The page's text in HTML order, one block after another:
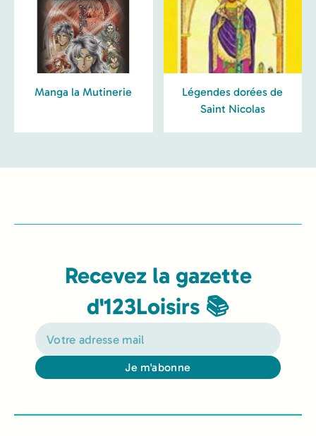
Manga la Mutinerie
Légendes dorées de
Saint Nicolas
Recevez la gazette
d'123Loisirs 📚
Je m'abonne